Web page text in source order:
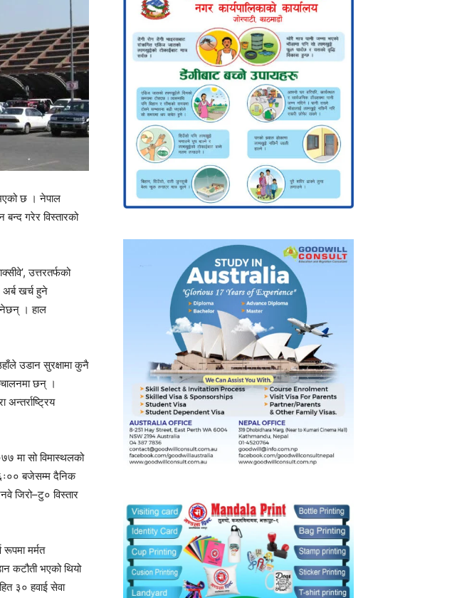
छ । नेपाल
गरेर विस्तारको
उत्तरतर्फको
अर्ब खर्च हुने
। हाल
उडान सुरक्षामा कुनै
छन् ।
अन्तर्राष्ट्रिय
मा सो विमास्थलको
६ः०० बजेसम्म दैनिक
जिरो–टु० विस्तार
रूपमा मर्मत
कटौती भएको थियो
३० हवाई सेवा